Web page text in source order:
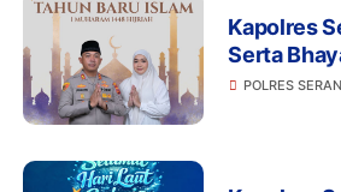
Kapolres
Serta
Selamat
POLRES